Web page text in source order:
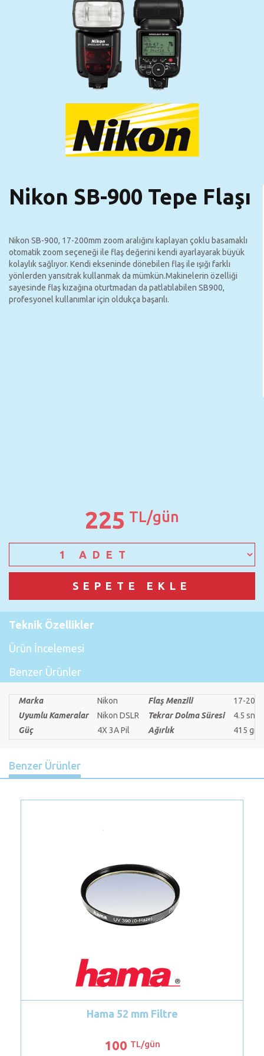
Nikon SB-900 Tepe Flaşı
Nikon SB-900, 17-200mm zoom aralığını kaplayan çoklu basamaklı
otomatik zoom seçeneği ile flaş değerini kendi ayarlayarak büyük
kolaylık sağlıyor. Kendi ekseninde dönebilen flaş ile ışığı farklı
yönlerden yansıtrak kullanmak da mümkün.Makinelerin özelliği
sayesinde flaş kızağına oturtmadan da patlatılabilen SB900,
profesyonel kullanımlar için oldukça başarılı.
225 TL/gün
Teknik Özellikler
Ürün İncelemesi
Benzer Ürünler
Marka Nikon Flaş Menzili
17-200
Uyumlu Kameralar
Nikon DSLR Tekrar Dolma Süresi
4.5 sn
Güç
4X 3A Pil Ağırlık 415 gr
Benzer Ürünler
Hama 52 mm Filtre
TL/gün